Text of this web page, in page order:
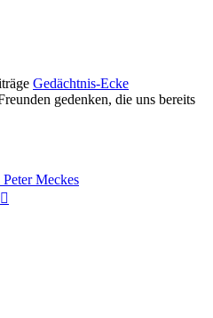
Gedächtnis-Ecke
gedenken, die uns bereits
Peter Meckes